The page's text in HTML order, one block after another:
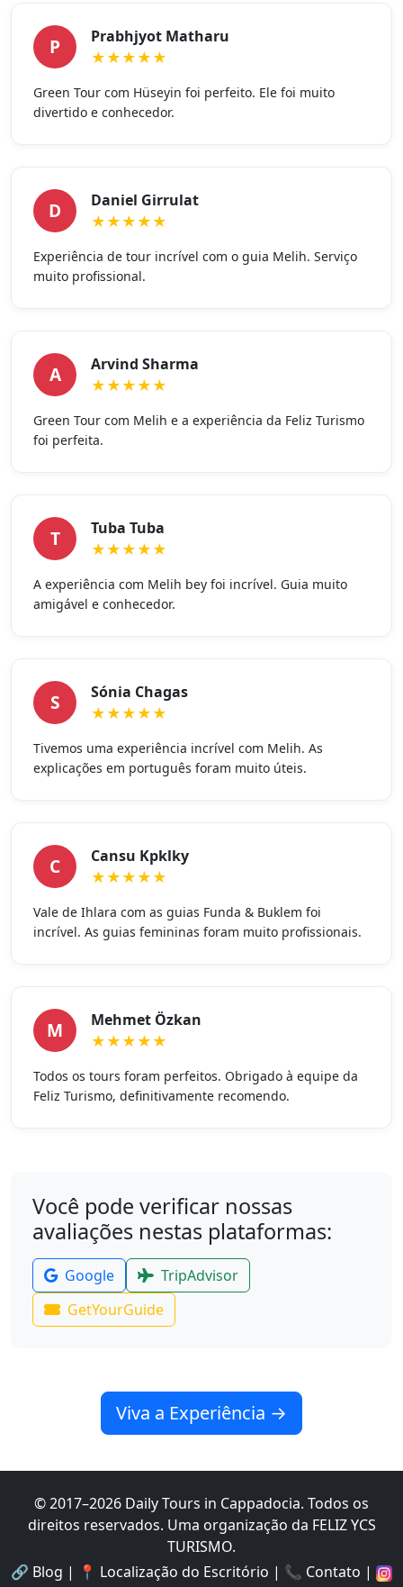
P
Prabhjyot Matharu
★★★★★
Green Tour com Hüseyin foi perfeito. Ele foi muito
divertido e conhecedor.
D
Daniel Girrulat
★★★★★
Experiência de tour incrível com o guia Melih. Serviço
muito profissional.
A
Arvind Sharma
★★★★★
Green Tour com Melih e a experiência da Feliz Turismo
foi perfeita.
T
Tuba Tuba
★★★★★
A experiência com Melih bey foi incrível. Guia muito
amigável e conhecedor.
S
Sónia Chagas
★★★★★
Tivemos uma experiência incrível com Melih. As
explicações em português foram muito úteis.
C
Cansu Kpklky
★★★★★
Vale de Ihlara com as guias Funda & Buklem foi
incrível. As guias femininas foram muito profissionais.
M
Mehmet Özkan
★★★★★
Todos os tours foram perfeitos. Obrigado à equipe da
Feliz Turismo, definitivamente recomendo.
Você pode verificar nossas
avaliações nestas plataformas:
Google
TripAdvisor
GetYourGuide
Viva a Experiência →
© 2017–2026 Daily Tours in Cappadocia. Todos os
direitos reservados. Uma organização da FELIZ YCS
TURISMO.
🔗 Blog | 📍 Localização do Escritório | 📞 Contato |